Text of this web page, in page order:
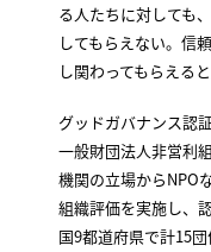
る人たちに対しても
してもらえない。信
し関わってもらえると
グッドガバナンス認
一般財団法人非営利
機関の立場からNPO
組織評価を実施し、
国9都道府県で計15